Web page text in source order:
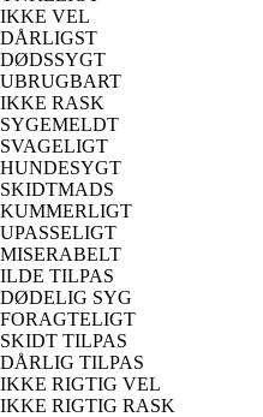
IKKE VEL
DÅRLIGST
DØDSSYGT
UBRUGBART
IKKE RASK
SYGEMELDT
SVAGELIGT
HUNDESYGT
SKIDTMADS
KUMMERLIGT
UPASSELIGT
MISERABELT
ILDE TILPAS
DØDELIG SYG
FORAGTELIGT
SKIDT TILPAS
DÅRLIG TILPAS
IKKE RIGTIG VEL
IKKE RIGTIG RASK